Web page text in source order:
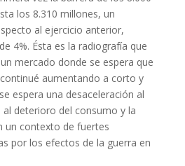
los 8.310 millones, un
al ejercicio anterior,
4%. Ésta es la radiografía que
mercado donde se espera que
aumentando a corto y
espera una desaceleración al
al deterioro del consumo y la
un contexto de fuertes
por los efectos de la guerra en